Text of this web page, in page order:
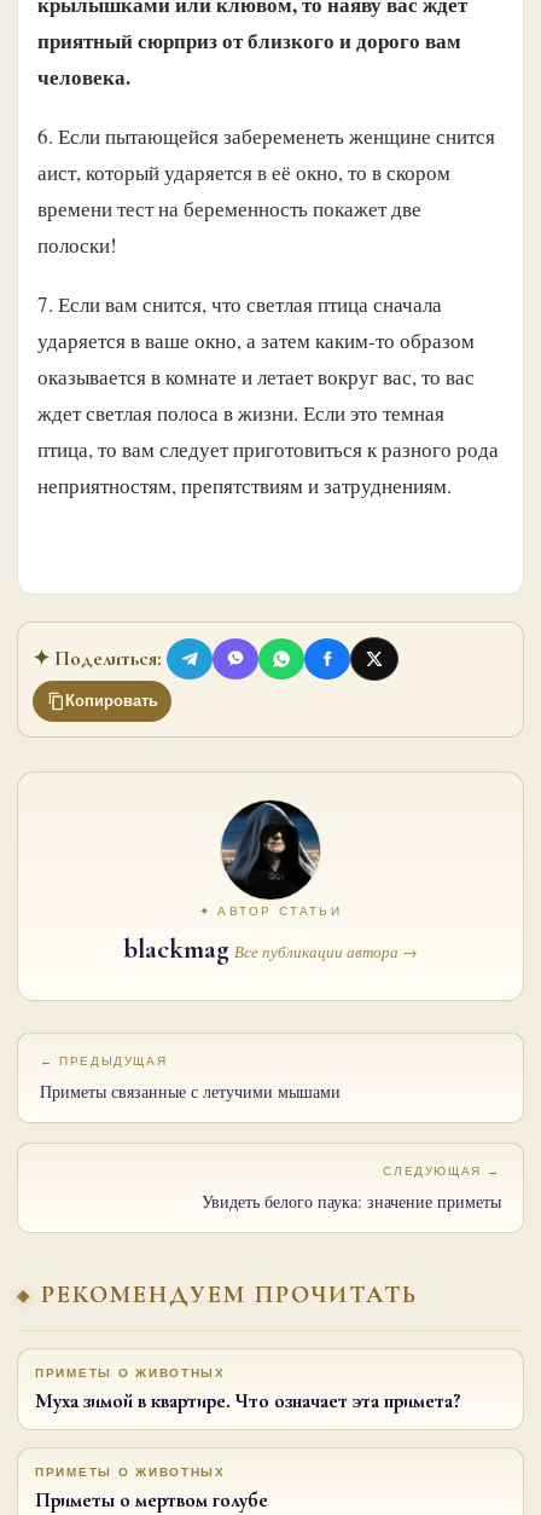
приятный сюрприз от близкого и дорого вам
человека.
6. Если пытающейся забеременеть женщине снится
аист, который ударяется в её окно, то в скором
времени тест на беременность покажет две
полоски!
7. Если вам снится, что светлая птица сначала
ударяется в ваше окно, а затем каким-то образом
оказывается в комнате и летает вокруг вас, то вас
ждет светлая полоса в жизни. Если это темная
птица, то вам следует приготовиться к разного рода
неприятностям, препятствиям и затруднениям.
✦ Поделиться:
Копировать
✦ АВТОР СТАТЬИ
blackmag Все публикации автора →
← ПРЕДЫДУЩАЯ
Приметы связанные с летучими мышами
СЛЕДУЮЩАЯ →
Увидеть белого паука: значение приметы
РЕКОМЕНДУЕМ ПРОЧИТАТЬ
ПРИМЕТЫ О ЖИВОТНЫХ
Муха зимой в квартире. Что означает эта примета?
ПРИМЕТЫ О ЖИВОТНЫХ
Приметы о мертвом голубе